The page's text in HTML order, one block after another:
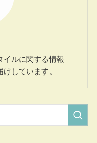
イルに関する情報
しています。